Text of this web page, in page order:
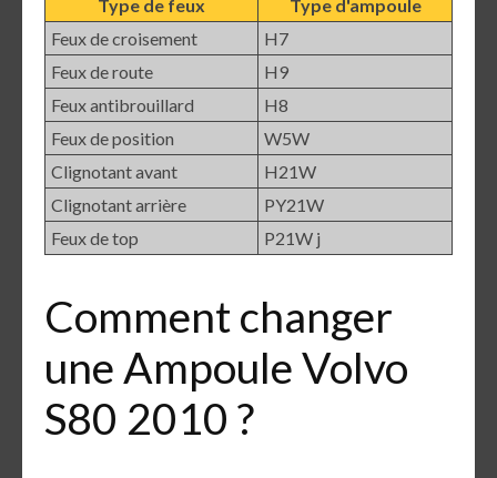
Type de feux
Type d'ampoule
Feux de croisement
H7
Feux de route
H9
Feux antibrouillard
H8
Feux de position
W5W
Clignotant avant
H21W
Clignotant arrière
PY21W
Feux de top
P21W j
Comment changer
une Ampoule Volvo
S80 2010 ?